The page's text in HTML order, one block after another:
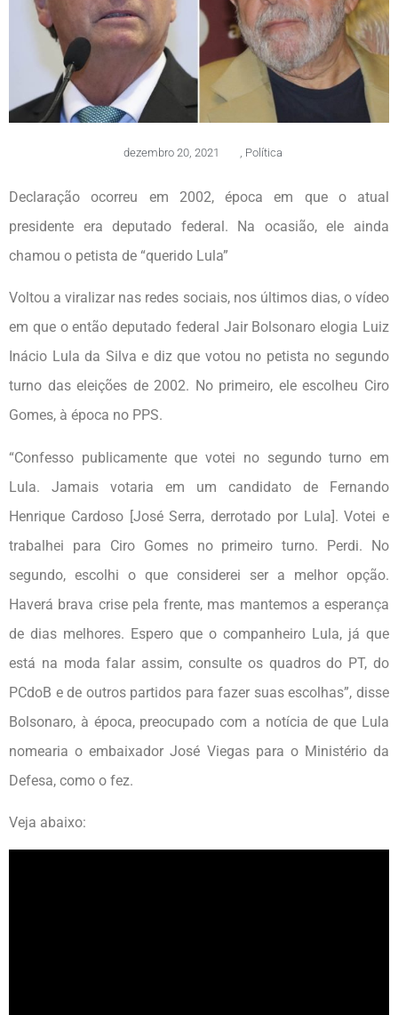
dezembro 20, 2021 Política
Declaração ocorreu em 2002, época em que o atual
presidente era deputado federal. Na ocasião, ele ainda
chamou o petista de “querido Lula”
Voltou a viralizar nas redes sociais, nos últimos dias, o vídeo
em que o então deputado federal Jair Bolsonaro elogia Luiz
Inácio Lula da Silva e diz que votou no petista no segundo
turno das eleições de 2002. No primeiro, ele escolheu Ciro
Gomes, à época no PPS.
“Confesso publicamente que votei no segundo turno em
Lula. Jamais votaria em um candidato de Fernando
Henrique Cardoso [José Serra, derrotado por Lula]. Votei e
trabalhei para Ciro Gomes no primeiro turno. Perdi. No
segundo, escolhi o que considerei ser a melhor opção.
Haverá brava crise pela frente, mas mantemos a esperança
de dias melhores. Espero que o companheiro Lula, já que
está na moda falar assim, consulte os quadros do PT, do
PCdoB e de outros partidos para fazer suas escolhas”, disse
Bolsonaro, à época, preocupado com a notícia de que Lula
nomearia o embaixador José Viegas para o Ministério da
Defesa, como o fez.
Veja abaixo: